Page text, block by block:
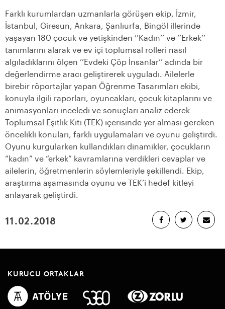
Farklı kurumlardan uzmanlarla görüşen ekip, İzmir,
İstanbul, Giresun, Ankara, Şanlıurfa, Bingöl illerinde
yaşayan 180 çocuk ve yetişkinden ‘’Kadın’’ ve ‘’Erkek’’
tanımlarını alarak ve ev içi toplumsal rolleri nasıl
algıladıklarını ölçen ‘’Evdeki Çöp İnsanlar’’ adında bir
değerlendirme aracı geliştirerek uyguladı. Ailelerle
birebir röportajlar yapan Öğrenme Tasarımları ekibi,
konuyla ilgili raporları, oyuncakları, çocuk kitaplarını ve
animasyonları inceledi ve sonuçları analiz ederek
Toplumsal Eşitlik Kiti (TEK) içerisinde yer alması gereken
öncelikli konuları, farklı uygulamaları ve oyunu geliştirdi.
Oyunu kurgularken kullandıkları dinamikler, çocukların
“kadın” ve “erkek” kavramlarına verdikleri cevaplar ve
ailelerin, öğretmenlerin söylemleriyle şekillendi. Ekip,
araştırma aşamasında oyunu ve TEK’i hedef kitleyi
anlayarak geliştirdi.
11.02.2018
KURUCU ORTAKLAR